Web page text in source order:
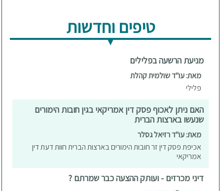
טיפים וחדשות
מניעת הרשעה בפלילים
מאת: עו"ד שולמית קהלת
פלילי
האם ניתן לאכוף פסק דין אמריקאי בגין חובות הימורים
שנעשו בארצות הברית
מאת: עו"ד רזיאל גסלר
אכיפת פסק דין זר חובות הימורים בארצות הברית חוות דעת דין
אמריקאי
דיני מכרזים - ועותק ההצעה כבר שמרתם ?